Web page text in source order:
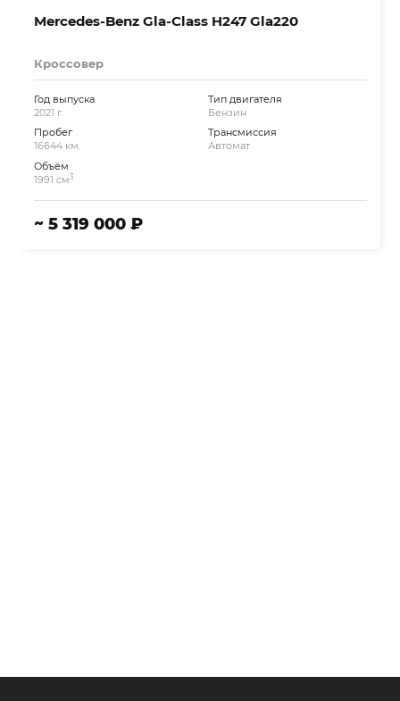
Mercedes-Benz Gla-Class H247 Gla220
Кроссовер
Год выпуска
2021 г.
Пробег
16644 км.
Объём
1991 см3
Тип двигателя
Бензин
Трансмиссия
Автомат
~ 5 319 000 ₽